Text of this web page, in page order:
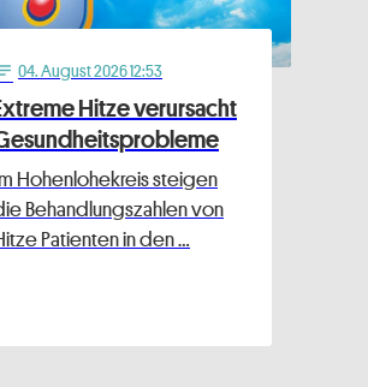
04. August 2026 12:53
Hitze verursacht
Hohenlohekreis steigen
Behandlungszahlen von
Patienten in den …